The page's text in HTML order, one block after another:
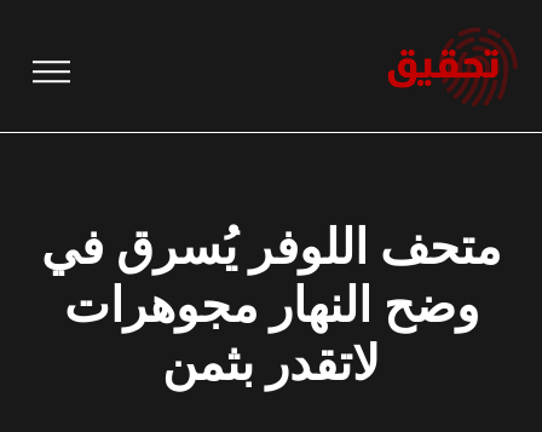
إلى
المحتوى
متحف اللوفر يُسرق في
وضح النهار مجوهرات
لاتقدر بثمن